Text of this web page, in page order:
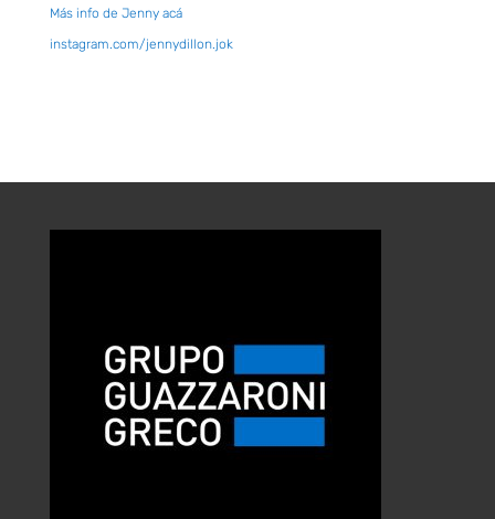
Más info de Jenny acá
instagram.com/jennydillon.jok